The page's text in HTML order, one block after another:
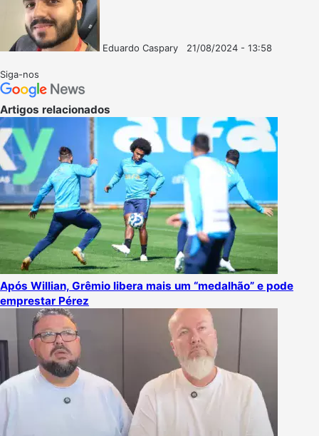
Eduardo Caspary
21/08/2024 - 13:58
Siga-nos
Artigos relacionados
Após Willian, Grêmio libera mais um “medalhão” e pode
emprestar Pérez